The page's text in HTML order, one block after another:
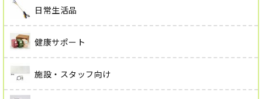
日常生活品
健康サポート
施設・スタッフ向け